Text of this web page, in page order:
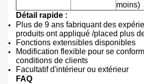
moins)
Détail rapide :
Plus de 9 ans fabriquant des
produits ont appliqué /placed plus
Fonctions extensibles disponibles
Modification flexible pour se
conditions de clients
Facultatif d'intérieur ou extérieur
FAQ